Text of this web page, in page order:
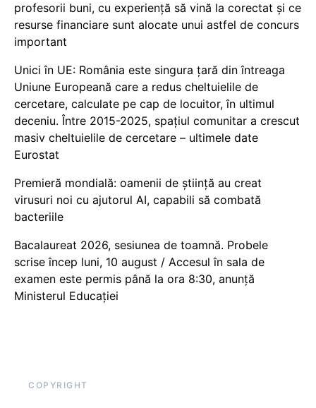
profesorii buni, cu experiență să vină la corectat și ce
resurse financiare sunt alocate unui astfel de concurs
important
Unici în UE: România este singura țară din întreaga
Uniune Europeană care a redus cheltuielile de
cercetare, calculate pe cap de locuitor, în ultimul
deceniu. Între 2015-2025, spațiul comunitar a crescut
masiv cheltuielile de cercetare – ultimele date
Eurostat
Premieră mondială: oamenii de știință au creat
virusuri noi cu ajutorul AI, capabili să combată
bacteriile
Bacalaureat 2026, sesiunea de toamnă. Probele
scrise încep luni, 10 august / Accesul în sala de
examen este permis până la ora 8:30, anunță
Ministerul Educației
COPYRIGHT